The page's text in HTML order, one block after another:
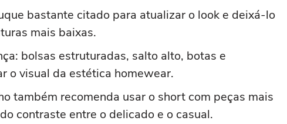
bastante citado para atualizar o look e deixá-lo
mais baixas.
bolsas estruturadas, salto alto, botas e
o visual da estética homewear.
também recomenda usar o short com peças mais
contraste entre o delicado e o casual.